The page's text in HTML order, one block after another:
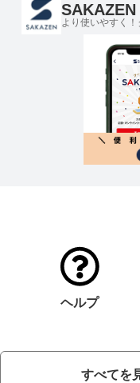
SAKAZEN
より使いやすく！
ヘルプ
すべてを